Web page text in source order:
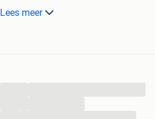
overgetypt worden in Word en op
laat bezinken voor resultaten voor
Lees meer